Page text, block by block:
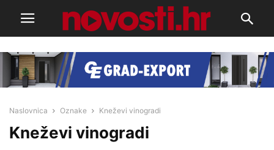
Naslovnica Oznake Kneževi vinogradi
Kneževi vinogradi